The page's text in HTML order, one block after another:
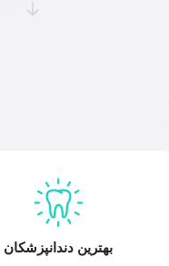
بهترین دندانپزشکان